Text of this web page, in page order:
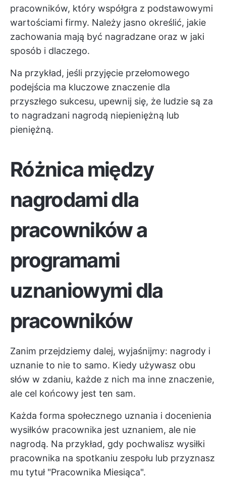
pracowników, który współgra z podstawowymi
wartościami firmy. Należy jasno określić, jakie
zachowania mają być nagradzane oraz w jaki
sposób i dlaczego.
Na przykład, jeśli przyjęcie przełomowego
podejścia ma kluczowe znaczenie dla
przyszłego sukcesu, upewnij się, że ludzie są za
to nagradzani nagrodą niepieniężną lub
pieniężną.
Różnica między
nagrodami dla
pracowników a
programami
uznaniowymi dla
pracowników
Zanim przejdziemy dalej, wyjaśnijmy: nagrody i
uznanie to nie to samo. Kiedy używasz obu
słów w zdaniu, każde z nich ma inne znaczenie,
ale cel końcowy jest ten sam.
Każda forma społecznego uznania i docenienia
wysiłków pracownika jest uznaniem, ale nie
nagrodą. Na przykład, gdy pochwalisz wysiłki
pracownika na spotkaniu zespołu lub przyznasz
mu tytuł "Pracownika Miesiąca".